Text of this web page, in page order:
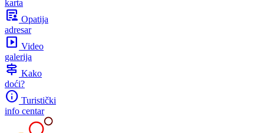
karta
article_person Opatija
adresar
slideshow Video
galerija
signpost Kako
doći?
info Turistički
info centar